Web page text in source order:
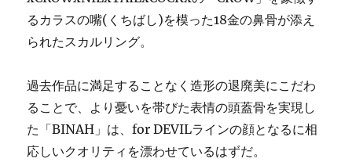
るカラスの嘴(くちばし)を模った18金の鼻骨が添え
られたスカルリング。
過去作品に満足することなく造形の退廃美にこだわ
ることで、より憂いを帯びた表情の頭蓋骨を実現し
た「BINAH」は、for DEVILラインの顔となるに相
応しいクオリティを漂わせているはずだ。